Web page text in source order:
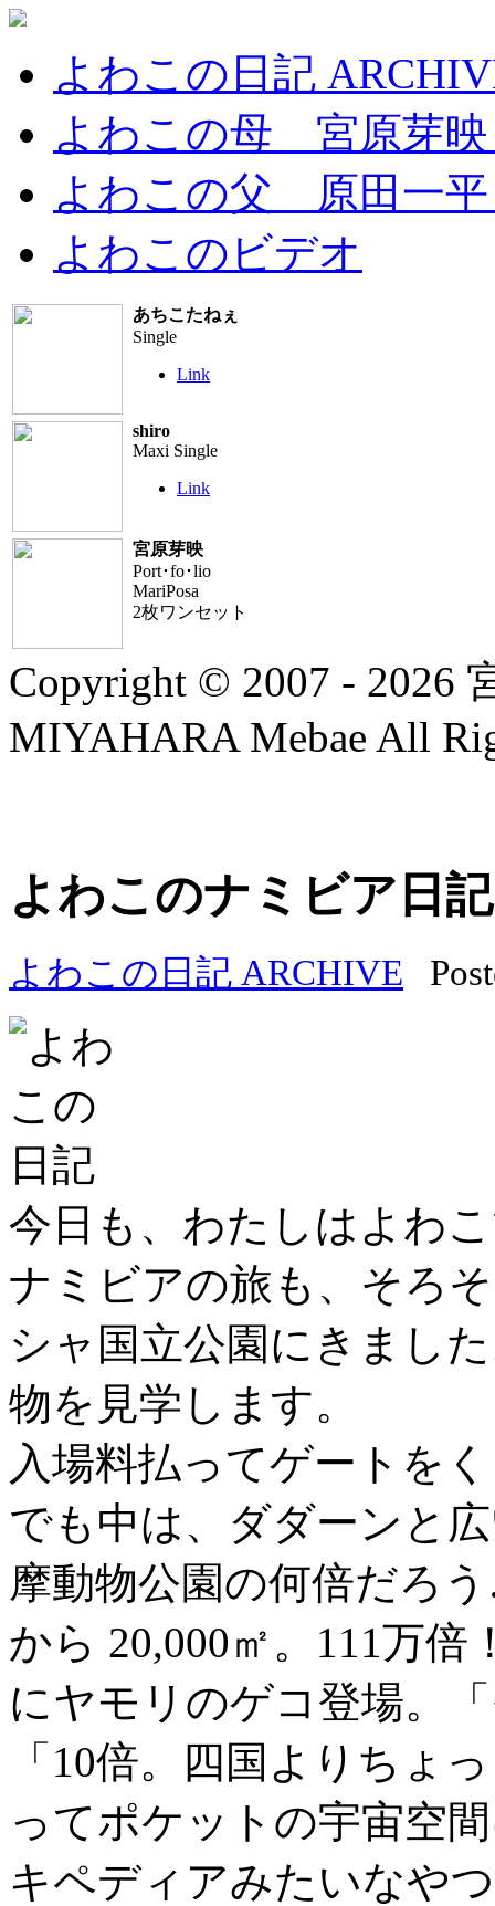
よわこの日記
よわこの母 宮原芽映
よわこの父 原田一平
よわこのビデオ
あちこたねぇ
Single
Link
shiro
Maxi Single
Link
宮原芽映
Port･fo･lio
MariPosa
2枚ワンセット
Copyright © 2007 - 2026
MIYAHARA Mebae All
よわこのナミビア日
よわこの日記 ARCHIVE
今日も、わたしはよわ
ナミビアの旅も、そろ
シャ国立公園にきまし
物を見学します。
入場料払ってゲートを
でも中は、ダダーンと
摩動物公園の何倍だろ
から 20,000㎡。111万
にヤモリのゲコ登場。
「10倍。四国よりちょ
ってポケットの宇宙空
キペディアみたいなや